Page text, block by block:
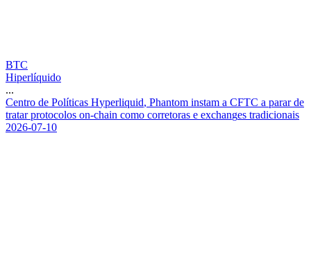
BTC
Hiperlíquido
...
Centro de Políticas Hyperliquid, Phantom instam a CFTC a parar de
tratar protocolos on-chain como corretoras e exchanges tradicionais
2026-07-10